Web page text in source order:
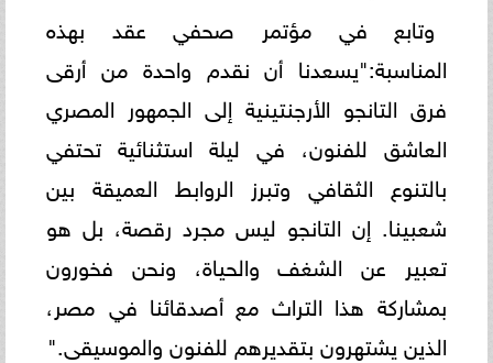
وتابع في مؤتمر صحفي عقد بهذه
المناسبة:"يسعدنا أن نقدم واحدة من أرقى
فرق التانجو الأرجنتينية إلى الجمهور المصري
العاشق للفنون، في ليلة استثنائية تحتفي
بالتنوع الثقافي وتبرز الروابط العميقة بين
شعبينا. إن التانجو ليس مجرد رقصة، بل هو
تعبير عن الشغف والحياة، ونحن فخورون
بمشاركة هذا التراث مع أصدقائنا في مصر،
الذين يشتهرون بتقديرهم للفنون والموسيقى."